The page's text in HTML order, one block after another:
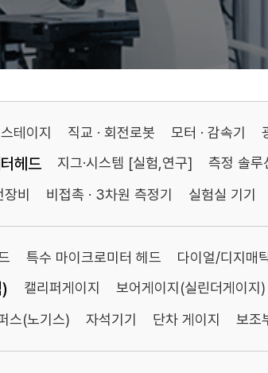
테이지 직교 · 회전로봇 모터 · 감속기
헤드 지그·시스템 [실험,연구] 측정 솔루
비
비접촉 · 3차원 측정기 실험실 기기
특수 마이크로미터 헤드 다이얼/디지매
캘리퍼게이지 보어게이지(실린더게이지)
스(노기스) 자석기기 단차 게이지 보조